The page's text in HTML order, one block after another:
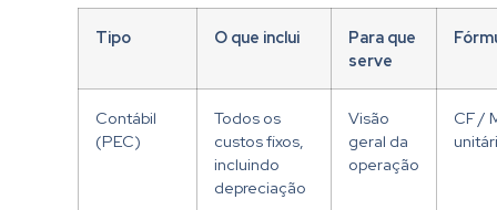
Tipo O que inclui
Para que
serve
Contábil
(PEC)
Todos os
custos fixos,
incluindo
depreciação
Visão
geral da
operação
CF /